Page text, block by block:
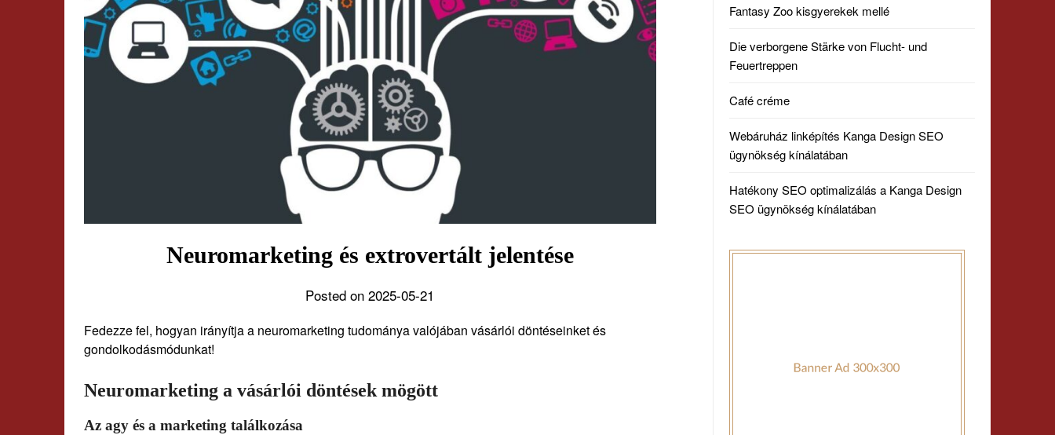
Neuromarketing és extrovertált jelentése
Posted on 2025-05-21
Fedezze fel, hogyan irányítja a neuromarketing tudománya valójában vásárlói döntéseinket és
gondolkodásmódunkat!
Neuromarketing a vásárlói döntések mögött
Az agy és a marketing találkozása
Fantasy Zoo kisgyerekek mellé
Die verborgene Stärke von Flucht- und
Feuertreppen
Café créme
Webáruház linképítés Kanga Design SEO
ügynökség kínálatában
Hatékony SEO optimalizálás a Kanga Design
SEO ügynökség kínálatában